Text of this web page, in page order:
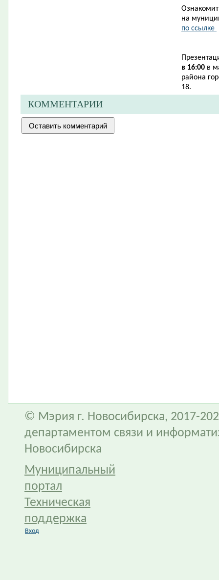
на
по ссылке ​
в 16:00 в
района
18.
КОММЕНТАРИИ
© Мэрия г. Новосибирска, 2017-
департаментом связи и
Новосибирска
Муниципальный
портал
Техническая
поддержка
Вход